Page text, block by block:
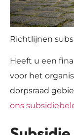
Richtlijnen
Heeft u een
voor het
dorpsraad
ons